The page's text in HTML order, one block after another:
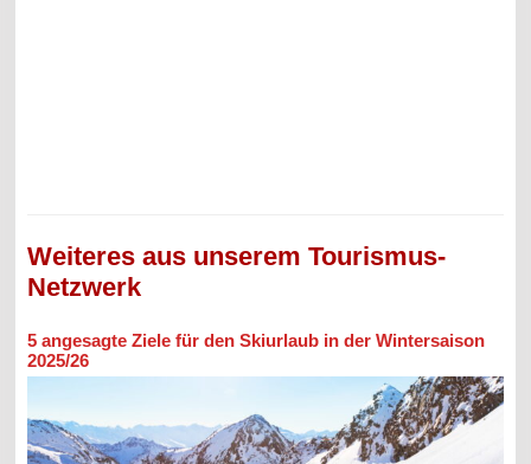
Weiteres aus unserem Tourismus-
Netzwerk
5 angesagte Ziele für den Skiurlaub in der Wintersaison
2025/26